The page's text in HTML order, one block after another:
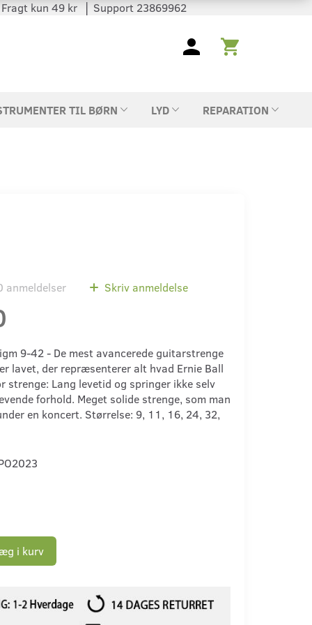
kun 49 kr │ Support 23869962
TIL BØRN LYD REPARATION
anmeldelser Skriv anmeldelse
9-42 - De mest avancerede guitarstrenge
lavet, der repræsenterer alt hvad Ernie Ball
strenge: Lang levetid og springer ikke selv
forhold. Meget solide strenge, som man
en koncert. Størrelse: 9, 11, 16, 24, 32,
i kurv